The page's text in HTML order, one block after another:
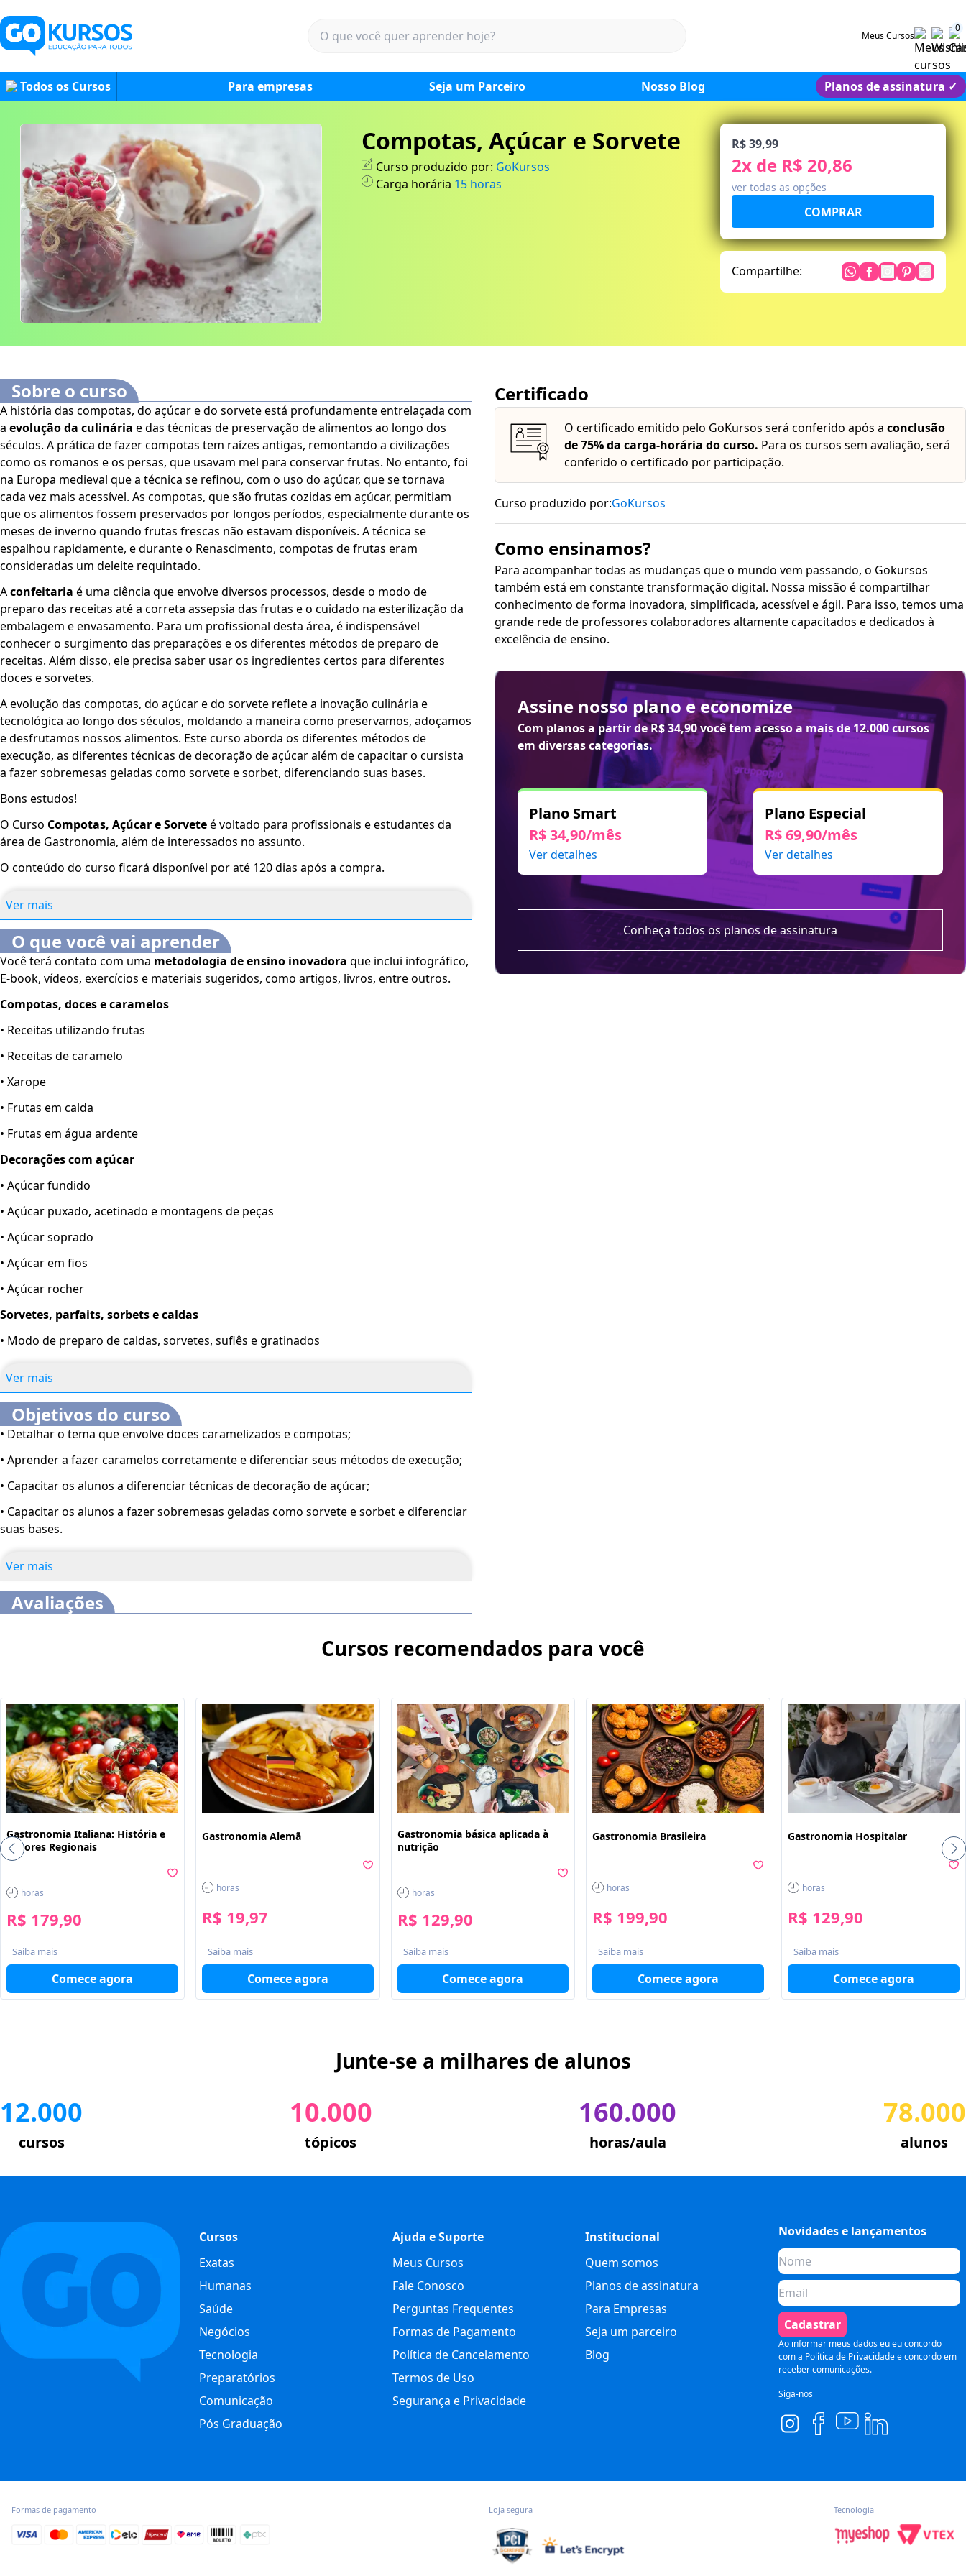
Meus Cursos
0
Todos os Cursos Para empresas Seja um Parceiro Nosso Blog Planos de assinatura ✓
Compotas, Açúcar e Sorvete
Curso produzido por: GoKursos
Carga horária 15horas
R$ 39,99
2x de R$ 20,86
ver todas as opções
Compartilhe:
Sobre o curso
A história das compotas, do açúcar e do sorvete está profundamente entrelaçada com
a evolução da culinária e das técnicas de preservação de alimentos ao longo dos
séculos. A prática de fazer compotas tem raízes antigas, remontando a civilizações
como os romanos e os persas, que usavam mel para conservar frutas. No entanto, foi
na Europa medieval que a técnica se refinou, com o uso do açúcar, que se tornava
cada vez mais acessível. As compotas, que são frutas cozidas em açúcar, permitiam
que os alimentos fossem preservados por longos períodos, especialmente durante os
meses de inverno quando frutas frescas não estavam disponíveis. A técnica se
espalhou rapidamente, e durante o Renascimento, compotas de frutas eram
consideradas um deleite requintado.
Aconfeitaria é uma ciência que envolve diversos processos, desde o modo de
preparo das receitas até a correta assepsia das frutas e o cuidado na esterilização da
embalagem e envasamento. Para um profissional desta área, é indispensável
conhecer o surgimento das preparações e os diferentes métodos de preparo de
receitas. Além disso, ele precisa saber usar os ingredientes certos para diferentes
doces e sorvetes.
A evolução das compotas, do açúcar e do sorvete reflete a inovação culinária e
tecnológica ao longo dos séculos, moldando a maneira como preservamos, adoçamos
e desfrutamos nossos alimentos. Este curso aborda os diferentes métodos de
execução, as diferentes técnicas de decoração de açúcar além de capacitar o cursista
a fazer sobremesas geladas como sorvete e sorbet, diferenciando suas bases.
Bons estudos!
O Curso Compotas, Açúcar e Sorveteé voltado para profissionais e estudantes da
área de Gastronomia, além de interessados no assunto.
O conteúdo do curso ficará disponível por até 120 dias após a compra.
Ver mais
O que você vai aprender
Você terá contato com uma metodologia de ensino inovadora que inclui infográfico,
E-book, vídeos, exercícios e materiais sugeridos, como artigos, livros, entre outros.
Compotas, doces e caramelos
• Receitas utilizando frutas
• Receitas de caramelo
• Xarope
• Frutas em calda
• Frutas em água ardente
Decorações com açúcar
• Açúcar fundido
• Açúcar puxado, acetinado e montagens de peças
• Açúcar soprado
• Açúcar em fios
• Açúcar rocher
Sorvetes, parfaits, sorbets e caldas
• Modo de preparo de caldas, sorvetes, suflês e gratinados
Ver mais
Objetivos do curso
• Detalhar o tema que envolve doces caramelizados e compotas;
• Aprender a fazer caramelos corretamente e diferenciar seus métodos de execução;
• Capacitar os alunos a diferenciar técnicas de decoração de açúcar;
• Capacitar os alunos a fazer sobremesas geladas como sorvete e sorbet e diferenciar
suas bases.
Ver mais
Avaliações
Certificado
O certificado emitido pelo GoKursos será conferido após a conclusão
de 75% da carga-horária do curso. Para os cursos sem avaliação, será
conferido o certificado por participação.
Curso produzido por:GoKursos
Como ensinamos?
Para acompanhar todas as mudanças que o mundo vem passando, o Gokursos
também está em constante transformação digital. Nossa missão é compartilhar
conhecimento de forma inovadora, simplificada, acessível e ágil. Para isso, temos uma
grande rede de professores colaboradores altamente capacitados e dedicados à
excelência de ensino.
Assine nosso plano e economize
Com planos a partir deR$ 34,90você tem acesso a mais de 12.000 cursos
em diversas categorias.
Plano Smart
R$ 34,90/mês
Ver detalhes
Plano Especial
R$ 69,90/mês
Ver detalhes
Conheça todos os planos de assinatura
Cursos recomendados para você
Gastronomia Italiana: História e
Sabores Regionais
horas
R$ 179,90
Saiba mais
Comece agora
Gastronomia Alemã
horas
R$ 19,97
Saiba mais
Comece agora
Gastronomia básica aplicada à
nutrição
horas
R$ 129,90
Saiba mais
Comece agora
Gastronomia Brasileira
horas
R$ 199,90
Saiba mais
Comece agora
Gastronomia Hospitalar
horas
R$ 129,90
Saiba mais
Comece agora
Junte-se a milhares de alunos
12.000
cursos
10.000
tópicos
160.000
horas/aula
78.000
alunos
Cursos
Exatas
Humanas
Saúde
Negócios
Tecnologia
Preparatórios
Comunicação
Pós Graduação
Ajuda e Suporte
Meus Cursos
Fale Conosco
Perguntas Frequentes
Formas de Pagamento
Política de Cancelamento
Termos de Uso
Segurança e Privacidade
Institucional
Quem somos
Planos de assinatura
Para Empresas
Seja um parceiro
Blog
Novidades e lançamentos
Cadastrar
Ao informar meus dados eu eu concordo
com a Política de Privacidadee concordo em
receber comunicações.
Siga-nos
Formas de pagamento Loja segura Tecnologia